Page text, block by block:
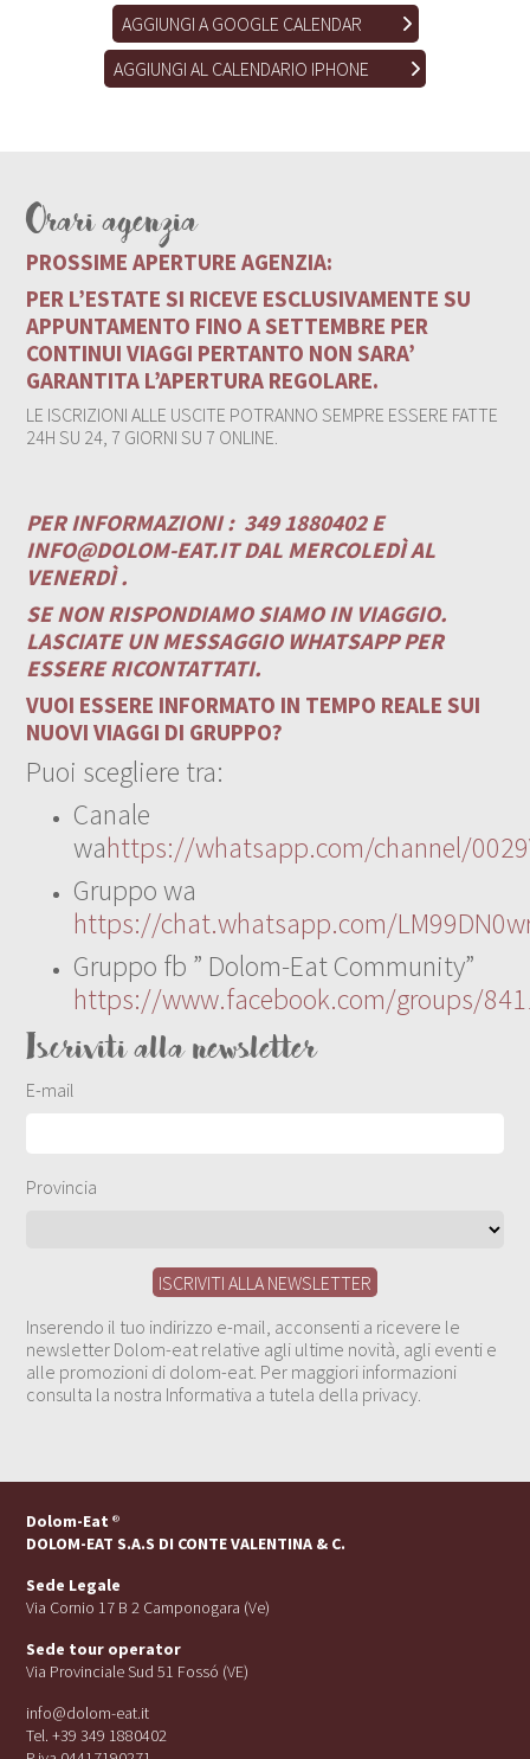
AGGIUNGI A GOOGLE CALENDAR
AGGIUNGI AL CALENDARIO IPHONE
Orari agenzia
PROSSIME APERTURE AGENZIA:
PER L’ESTATE SI RICEVE ESCLUSIVAMENTE SU
APPUNTAMENTO FINO A SETTEMBRE PER
CONTINUI VIAGGI PERTANTO NON SARA’
GARANTITA L’APERTURA REGOLARE.
LE ISCRIZIONI ALLE USCITE POTRANNO SEMPRE ESSERE FATTE
24H SU 24, 7 GIORNI SU 7 ONLINE.
PER INFORMAZIONI : 349 1880402 E
INFO@DOLOM-EAT.ITDAL MERCOLEDÌ AL
VENERDÌ .
SE NON RISPONDIAMO SIAMO IN VIAGGIO.
LASCIATE UN MESSAGGIO WHATSAPP PER
ESSERE RICONTATTATI.
VUOI ESSERE INFORMATO IN TEMPO REALE SUI
NUOVI VIAGGI DI GRUPPO?
Puoi scegliere tra:
Canale
wahttps://whatsapp.com/channel/
Gruppo wa
https://chat.whatsapp.com/
Gruppo fb ” Dolom-Eat Community”
https://www.facebook.com/groups/
Iscriviti alla newsletter
E-mail
Provincia
Inserendo il tuo indirizzo e-mail, acconsenti a ricevere le
newsletter Dolom-eat relative agli ultime novità, agli eventi e
alle promozioni di dolom-eat. Per maggiori informazioni
consulta la nostra Informativa a tutela della privacy.
Dolom-Eat ®
DOLOM-EAT S.A.S DI CONTE VALENTINA & C.
Sede Legale
Via Cornio 17 B 2 Camponogara (Ve)
Sede tour operator
Via Provinciale Sud 51 Fossó (VE)
info@dolom-eat.it
Tel. +39 349 1880402